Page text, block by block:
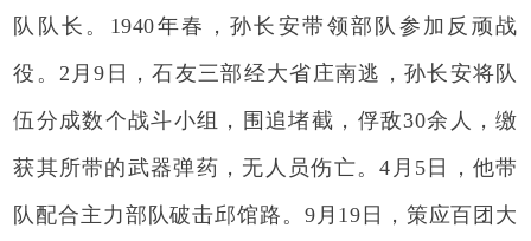
队队长。1940年春，孙长安带领部队参加反顽战
役。2月9日，石友三部经大省庄南逃，孙长安将队
伍分成数个战斗小组，围追堵截，俘敌30余人，缴
获其所带的武器弹药，无人员伤亡。4月5日，他带
队配合主力部队破击邱馆路。9月19日，策应百团大